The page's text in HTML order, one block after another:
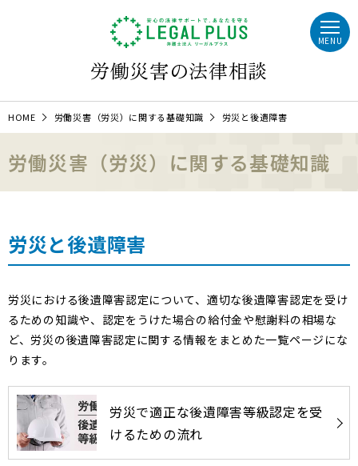
労働災害の法律相談
MENU
HOME 労働災害（労災）に関する基礎知識 労災と後遺障害
労働災害（労災）に関する基礎知識
労災と後遺障害
労災における後遺障害認定について、適切な後遺障害認定を受け
るための知識や、認定をうけた場合の給付金や慰謝料の相場な
ど、労災の後遺障害認定に関する情報をまとめた一覧ページにな
ります。
労災で適正な後遺障害等級認定を受
けるための流れ